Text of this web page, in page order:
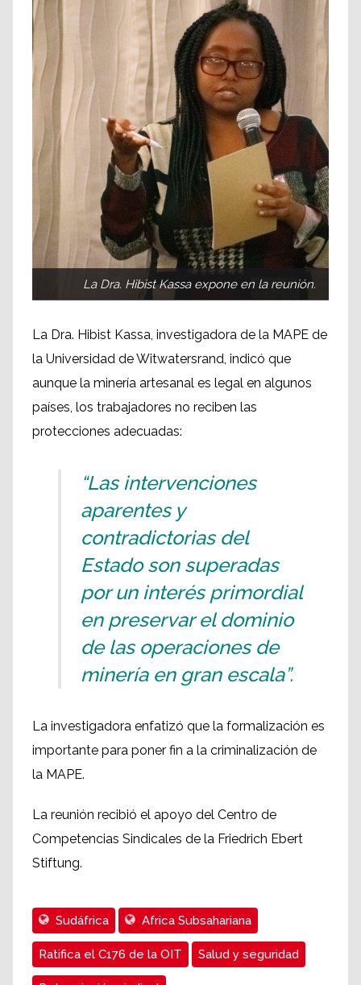
La Dra. Hibist Kassa expone en la reunión.
La Dra. Hibist Kassa, investigadora de la MAPE de
la Universidad de Witwatersrand, indicó que
aunque la minería artesanal es legal en algunos
países, los trabajadores no reciben las
protecciones adecuadas:
“Las intervenciones
aparentes y
contradictorias del
Estado son superadas
por un interés primordial
en preservar el dominio
de las operaciones de
minería en gran escala”.
La investigadora enfatizó que la formalización es
importante para poner fin a la criminalización de
la MAPE.
La reunión recibió el apoyo del Centro de
Competencias Sindicales de la Friedrich Ebert
Stiftung.
Sudáfrica Africa Subsahariana
Ratifica el C176 de la OIT Salud y seguridad